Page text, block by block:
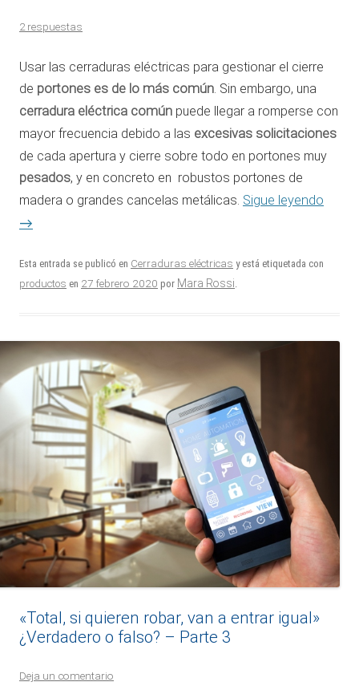
2 respuestas
Usar las cerraduras eléctricas para gestionar el cierre
de portones es de lo más común. Sin embargo, una
cerradura eléctrica común puede llegar a romperse con
mayor frecuencia debido a las excesivas solicitaciones
de cada apertura y cierre sobre todo en portones muy
pesados, y en concreto en robustos portones de
madera o grandes cancelas metálicas. Sigue leyendo
→
Esta entrada se publicó en Cerraduras eléctricas y está etiquetada con
productos en 27 febrero 2020 por Mara Rossi.
«Total, si quieren robar, van a entrar igual»
¿Verdadero o falso? – Parte 3
Deja un comentario